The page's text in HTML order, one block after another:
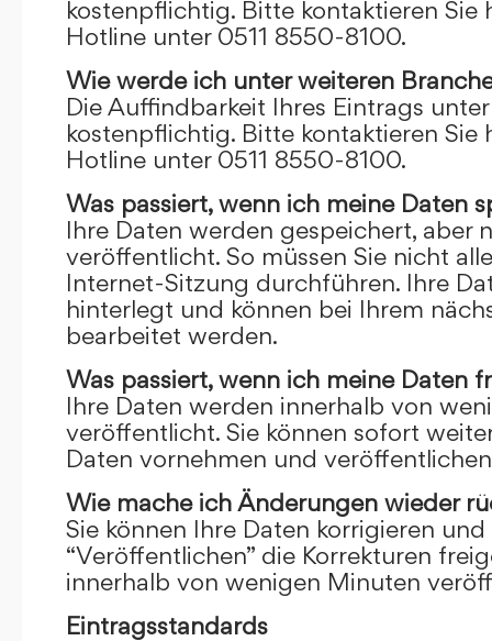
kostenpflichtig. Bitte kontaktieren Sie
Hotline unter 0511 8550-8100.
Wie werde ich unter weiteren
Die Auffindbarkeit Ihres Eintrags
kostenpflichtig. Bitte kontaktieren Sie
Hotline unter 0511 8550-8100.
Was passiert, wenn ich meine Daten
Ihre Daten werden gespeichert, aber
veröffentlicht. So müssen Sie nicht
Internet-Sitzung durchführen. Ihre
hinterlegt und können bei Ihrem
bearbeitet werden.
Was passiert, wenn ich meine Daten
Ihre Daten werden innerhalb von
veröffentlicht. Sie können sofort
Daten vornehmen und
Wie mache ich Änderungen wieder
Sie können Ihre Daten korrigieren
“Veröffentlichen” die Korrekturen
innerhalb von wenigen Minuten
Eintragsstandards